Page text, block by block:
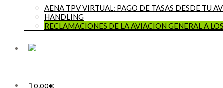
AENA TPV VIRTUAL: PAGO DE TASAS DESDE TU
HANDLING
RECLAMACIONES DE LA AVIACION GENERAL A
0,00€